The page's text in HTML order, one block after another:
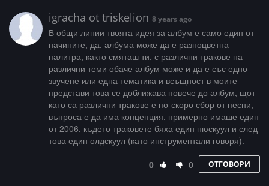
igracha ot triskelion 8 years ago
В общи линии твоята идея за албум е само един от
начините, да, албума може да е разноцветна
палитра, както смяташ ти, с различни тракове на
различни теми обаче албум може и да е със едно
звучене или една тематика и всъщност в моите
представи това се доближава повече до албум, щот
като са различни тракове е по-скоро сбор от песни,
въпроса е да има концепция, примерно имаше един
от 2006, където траковете бяха един нюскуул и след
това един олдскуул (като инструментали говоря).
0 0 ОТГОВОРИ